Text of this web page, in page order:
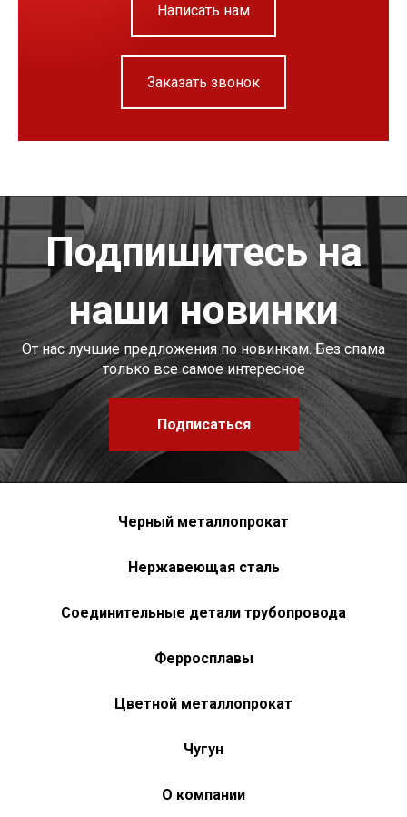
Написать нам
Заказать звонок
Подпишитесь на
наши новинки
От нас лучшие предложения по новинкам. Без спама
только все самое интересное
Подписаться
Черный металлопрокат
Нержавеющая сталь
Соединительные детали трубопровода
Ферросплавы
Цветной металлопрокат
Чугун
О компании